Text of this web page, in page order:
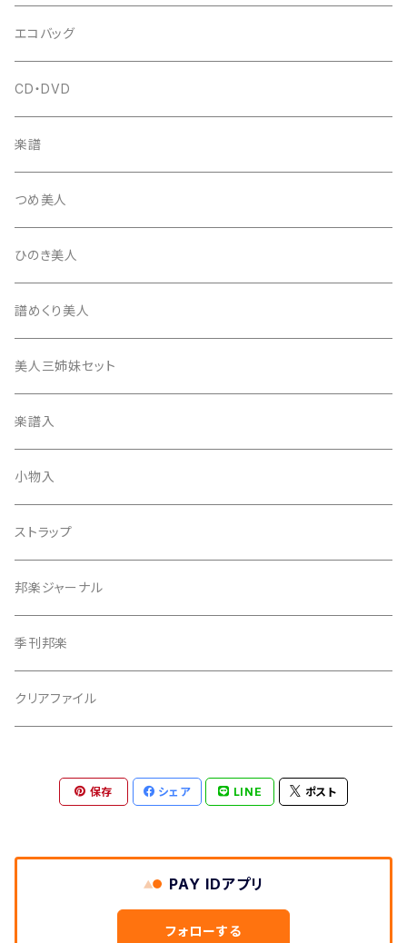
箏柱
柱入
平柱入
三角柱入
琴台
13絃用琴台（低）
13絃用琴台（高）
桐柱箱
消音フェルト
はつね糸
地唄駒
長唄駒
糸駒入
爪駒入
撥入
一丁撥入
三角撥入（ファスナー式）
撥
長唄・民謡撥
地唄撥
撥さや
撥滑り止めゴム
ひざゴム・胴ゴム・おひざもと
天神袋
天神巾着
指すり
つぼシール
撥皮・撥皮のり
胴板
つや布巾
立奏用譜面台
調子笛・音叉
チューナー・メトロノーム
エコバッグ
CD・DVD
楽譜
つめ美人
ひのき美人
譜めくり美人
美人三姉妹セット
楽譜入
小物入
ストラップ
邦楽ジャーナル
季刊邦楽
クリアファイル
保存 シェア LINE ポスト
PAY IDアプリ
フォローする